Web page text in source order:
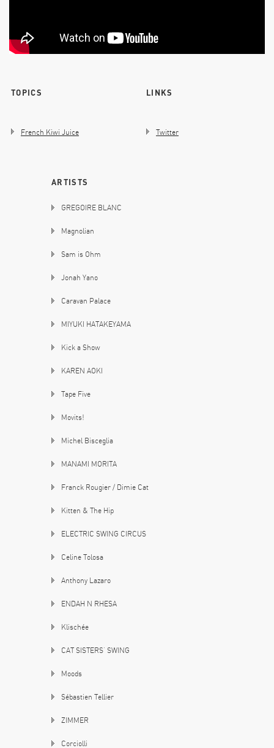
TOPICS
French Kiwi Juice
LINKS
Twitter
ARTISTS
GREGOIRE BLANC
Magnolian
Sam is Ohm
Jonah Yano
Caravan Palace
MIYUKI HATAKEYAMA
Kick a Show
KAREN AOKI
Tape Five
Movits!
Michel Bisceglia
MANAMI MORITA
Franck Rougier / Dimie Cat
Kitten & The Hip
ELECTRIC SWING CIRCUS
Celine Tolosa
Anthony Lazaro
ENDAH N RHESA
Klischée
CAT SISTERS’ SWING
Moods
Sébastien Tellier
ZIMMER
Corciolli